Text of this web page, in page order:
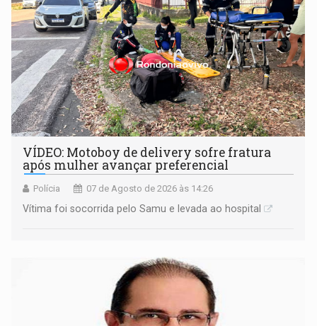
VÍDEO: Motoboy de delivery sofre fratura
após mulher avançar preferencial
Polícia 07 de Agosto de 2026 às 14:26
Vítima foi socorrida pelo Samu e levada ao hospital